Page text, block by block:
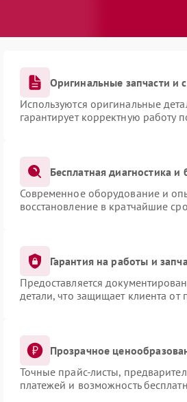
Оригинальные запчасти и
Используются оригинальные
гарантирует корректную работу
Бесплатная диагностика
Современное оборудование и
восстановление в кратчайшие
Гарантия на работы и
Предоставляется
детали, что защищает клиента
Прозрачное
Точные прайс-листы,
платежей и возможность